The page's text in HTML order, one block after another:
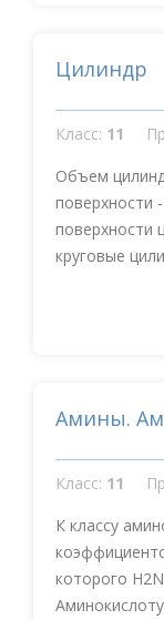
Цилиндр
Класс: 11
Объем
поверхности
поверхности
круговые
Амины.
Класс: 11
К классу
которого